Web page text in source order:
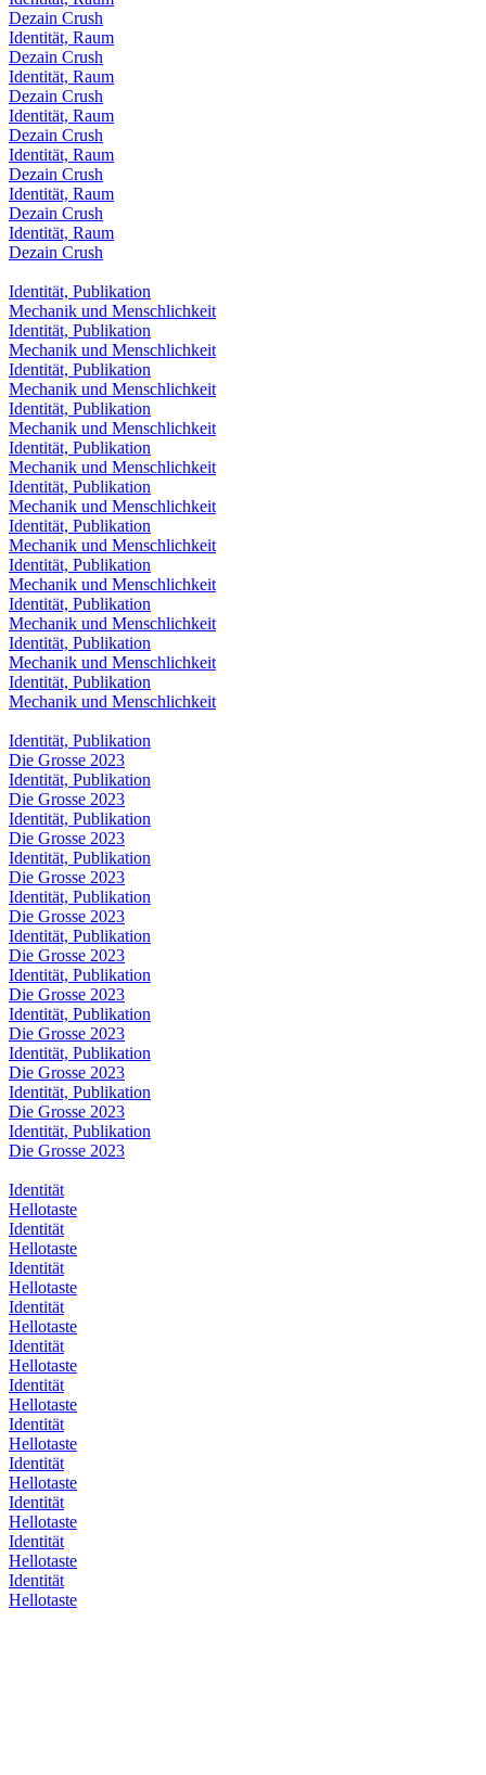
Dezain Crush
Identität, Raum
Dezain Crush
Identität, Raum
Dezain Crush
Identität, Raum
Dezain Crush
Identität, Raum
Dezain Crush
Identität, Raum
Dezain Crush
Identität, Raum
Dezain Crush
Identität, Publikation
Mechanik und Menschlichkeit
Identität, Publikation
Mechanik und Menschlichkeit
Identität, Publikation
Mechanik und Menschlichkeit
Identität, Publikation
Mechanik und Menschlichkeit
Identität, Publikation
Mechanik und Menschlichkeit
Identität, Publikation
Mechanik und Menschlichkeit
Identität, Publikation
Mechanik und Menschlichkeit
Identität, Publikation
Mechanik und Menschlichkeit
Identität, Publikation
Mechanik und Menschlichkeit
Identität, Publikation
Mechanik und Menschlichkeit
Identität, Publikation
Mechanik und Menschlichkeit
Identität, Publikation
Die Grosse 2023
Identität, Publikation
Die Grosse 2023
Identität, Publikation
Die Grosse 2023
Identität, Publikation
Die Grosse 2023
Identität, Publikation
Die Grosse 2023
Identität, Publikation
Die Grosse 2023
Identität, Publikation
Die Grosse 2023
Identität, Publikation
Die Grosse 2023
Identität, Publikation
Die Grosse 2023
Identität, Publikation
Die Grosse 2023
Identität, Publikation
Die Grosse 2023
Identität
Hellotaste
Identität
Hellotaste
Identität
Hellotaste
Identität
Hellotaste
Identität
Hellotaste
Identität
Hellotaste
Identität
Hellotaste
Identität
Hellotaste
Identität
Hellotaste
Identität
Hellotaste
Identität
Hellotaste